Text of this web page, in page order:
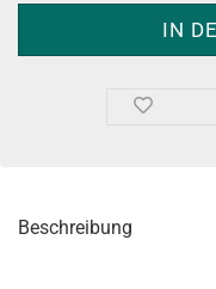
Beschreibung